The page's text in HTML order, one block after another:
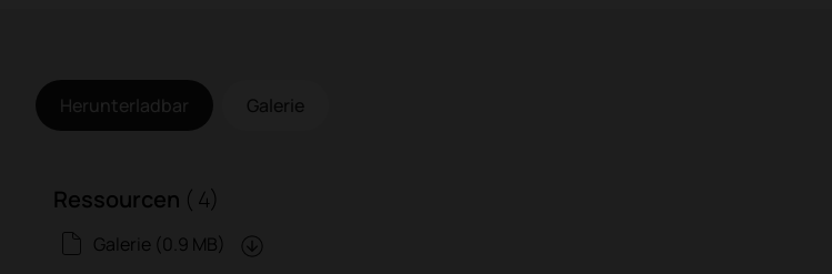
Herunterladbar Galerie
Ressourcen ( 4)
Galerie (0.9 MB)